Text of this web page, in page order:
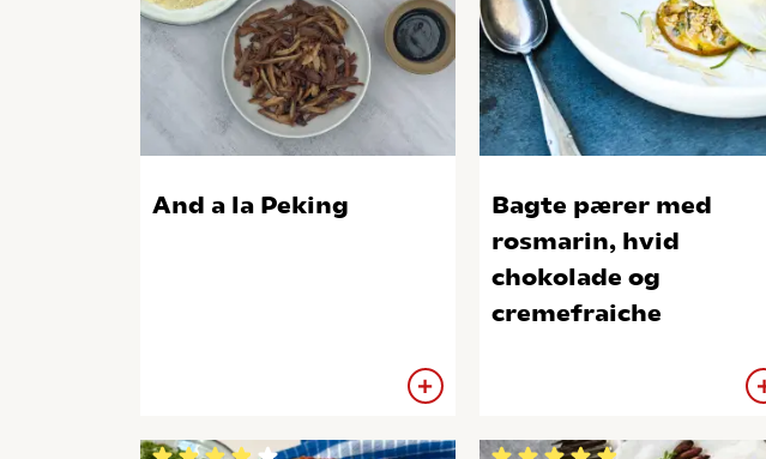
And a la Peking
Bagte pærer med
rosmarin, hvid
chokolade og
cremefraiche